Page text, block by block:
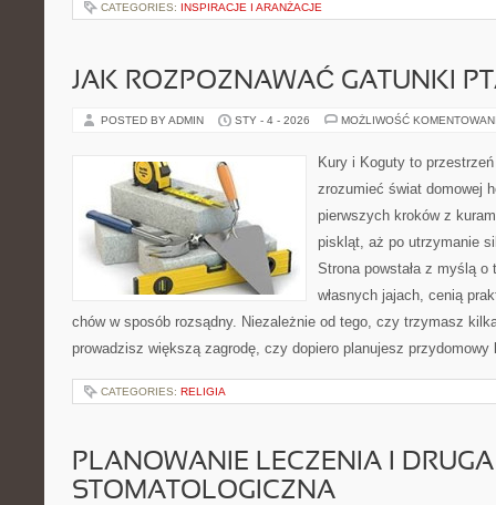
CATEGORIES: INSPIRACJE I ARANŻACJE
JAK ROZPOZNAWAĆ GATUNKI
POSTED BY ADMIN STY - 4 - 2026 MOŻLIWOŚĆ
Kury i Koguty to
zrozumieć świat domowej
pierwszych kroków z
piskląt, aż po utrzymanie
Strona powstała z myślą
własnych jajach, cenią
chów w sposób rozsądny. Niezależnie od tego, czy trzymasz
prowadzisz większą zagrodę, czy dopiero planujesz
CATEGORIES: RELIGIA
PLANOWANIE LECZENIA I
STOMATOLOGICZNA